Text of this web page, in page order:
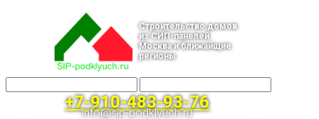
Строительство домов
из СИП-панелей
Москва и ближайщие
регионы
+7-910-483-93-76
info@sip-podklyuch.ru